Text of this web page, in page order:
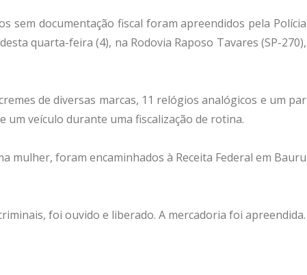
sem documentação fiscal foram apreendidos pela Polícia
quarta-feira (4), na Rodovia Raposo Tavares (SP-270),
de diversas marcas, 11 relógios analógicos e um par
veículo durante uma fiscalização de rotina.
mulher, foram encaminhados à Receita Federal em Bauru
foi ouvido e liberado. A mercadoria foi apreendida.